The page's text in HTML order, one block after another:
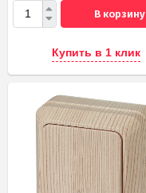
В корзину
Купить в 1 клик